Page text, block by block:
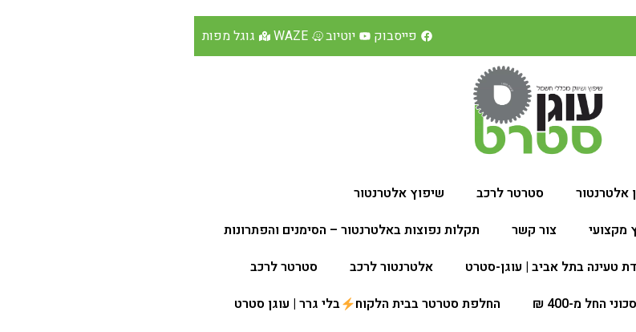
פייסבוק יוטיוב WAZE גוגל מפות
אלטרנטור סטרטר לרכב
שיפוץ אלטרנטור
מקצועי
צור קשר
תקלות נפוצות באלטרנטור – הסימנים והפתרונות
טעינה בתל אביב | עוגן-סטרט
אלטרנטור לרכב
סטרטר לרכב
החל מ-400 ₪
החלפת סטרטר בבית הלקוח בלי גרר | עוגן סטרט